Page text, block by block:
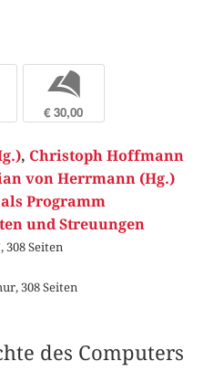
b
€ 30,00
, Christoph Hoffmann
von Herrmann (Hg.)
Programm
und Streuungen
308 Seiten
308 Seiten
des Computers